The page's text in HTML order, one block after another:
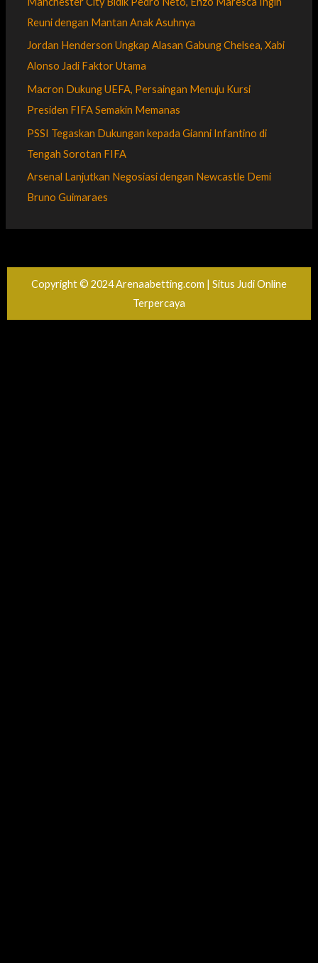
Reuni dengan Mantan Anak Asuhnya
Jordan Henderson Ungkap Alasan Gabung Chelsea, Xabi
Alonso Jadi Faktor Utama
Macron Dukung UEFA, Persaingan Menuju Kursi
Presiden FIFA Semakin Memanas
PSSI Tegaskan Dukungan kepada Gianni Infantino di
Tengah Sorotan FIFA
Arsenal Lanjutkan Negosiasi dengan Newcastle Demi
Bruno Guimaraes
Copyright © 2024 Arenaabetting.com | Situs Judi Online
Terpercaya